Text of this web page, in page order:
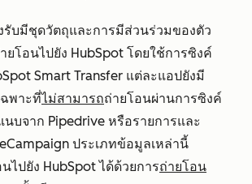
รับมีชุดวัตถุและการมีส่วนร่วมของตัว
ยโอนไปยัง HubSpot โดยใช้การซิงค์
Smart Transfer แต่ละแอปยังมี
พาะที่ไม่สามารถถ่ายโอนผ่านการซิงค์
บจาก Pipedrive หรือรายการและ
ประเภทข้อมูลเหล่านี้
ไปยัง HubSpot ได้ด้วยการถ่ายโอน